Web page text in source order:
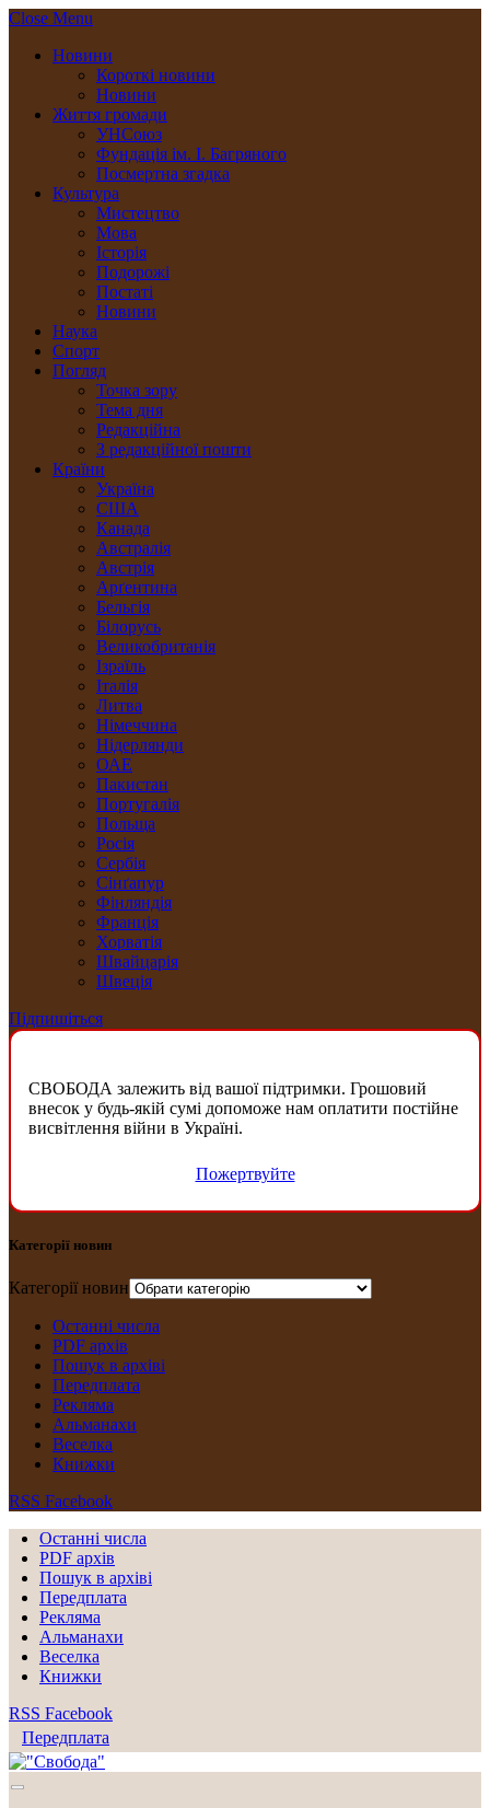
Close Menu
Новини
Короткі новини
Новини
Життя громади
УНСоюз
Фундація ім. І. Багряного
Посмертна згадка
Культура
Мистецтво
Мова
Історія
Подорожі
Постаті
Новини
Наука
Спорт
Погляд
Точка зору
Тема дня
Редакційна
З редакційної пошти
Країни
Україна
США
Канада
Австралія
Австрія
Арґентина
Бельгія
Білорусь
Великобританія
Ізраїль
Італія
Литва
Німеччина
Нідерлянди
ОАЕ
Пакистан
Португалія
Польща
Росія
Сербія
Сінґапур
Фінляндія
Франція
Хорватія
Швайцарія
Швеція
Підпишіться
СВОБОДА залежить від вашої підтримки. Грошовий
внесок у будь-якій сумі допоможе нам оплатити постійне
висвітлення війни в Україні.
Пожертвуйте
Категорії новин
Категорії новин
Останні числа
PDF архів
Пошук в архіві
Передплата
Рекляма
Альманахи
Веселка
Книжки
RSS Facebook
Останні числа
PDF архів
Пошук в архіві
Передплата
Рекляма
Альманахи
Веселка
Книжки
RSS Facebook
Передплата